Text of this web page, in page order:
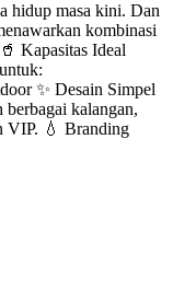
hidup masa kini. Dan
kombinasi
Kapasitas Ideal
✨ Desain Simpel
kalangan,
VIP. 💧 Branding